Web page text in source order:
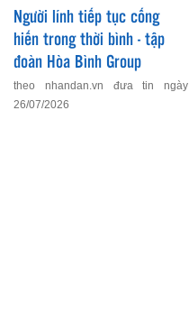
Người lính tiếp tục cống
hiến trong thời bình - tập
đoàn Hòa Bình Group
theo nhandan.vn đưa tin ngày
26/07/2026